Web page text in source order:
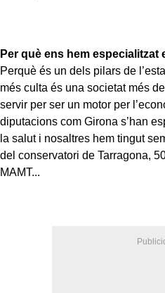
Per què ens hem especialitzat
Perquè és un dels pilars de
més culta és una societat més
servir per ser un motor per
diputacions com Girona s’han
la salut i nosaltres hem tingut
del conservatori de Tarragona,
MAMT...